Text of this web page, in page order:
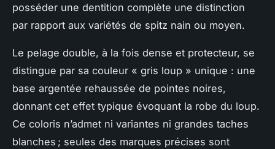
posséder une dentition complète une distinction
par rapport aux variétés de spitz nain ou moyen.
Le pelage double, à la fois dense et protecteur, se
distingue par sa couleur « gris loup » unique : une
base argentée rehaussée de pointes noires,
donnant cet effet typique évoquant la robe du loup.
Ce coloris n’admet ni variantes ni grandes taches
blanches ; seules des marques précises sont